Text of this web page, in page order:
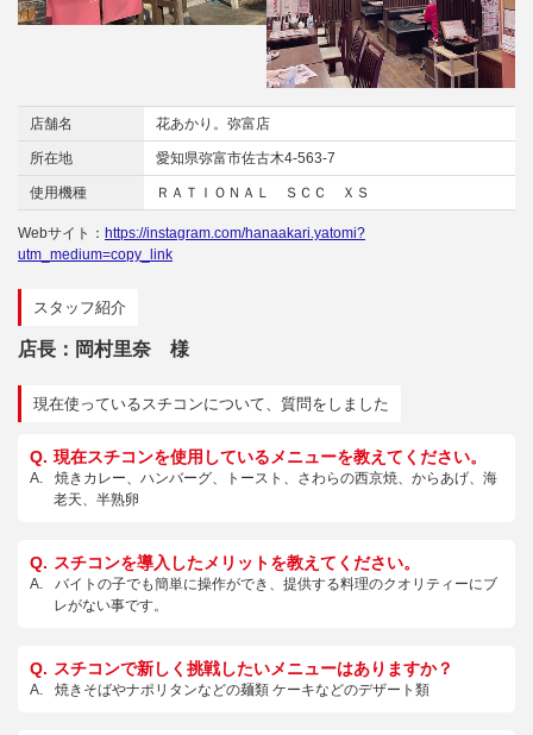
店舗名 花あかり。弥富店
所在地 愛知県弥富市佐古木4-563-7
使用機種 ＲＡＴＩＯＮＡＬ ＳＣＣ ＸＳ
Webサイト： https://instagram.com/hanaakari.yatomi?
utm_medium=copy_link
スタッフ紹介
店長：岡村里奈 様
現在使っているスチコンについて、質問をしました
現在スチコンを使用しているメニューを教えてください。
焼きカレー、ハンバーグ、トースト、さわらの西京焼、からあげ、海
老天、半熟卵
スチコンを導入したメリットを教えてください。
バイトの子でも簡単に操作ができ、提供する料理のクオリティーにブ
レがない事です。
スチコンで新しく挑戦したいメニューはありますか？
焼きそばやナポリタンなどの麺類 ケーキなどのデザート類